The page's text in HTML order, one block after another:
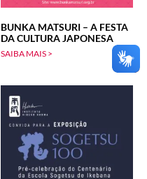
BUNKA MATSURI – A FESTA
DA CULTURA JAPONESA
SAIBA MAIS >